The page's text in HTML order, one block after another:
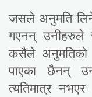
जसले अनुमति लिने
गएनन् उनीहरुले
कसैले अनुमतिको
पाएका छैनन्
त्यतिमात्र